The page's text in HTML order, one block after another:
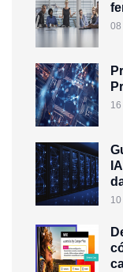
08